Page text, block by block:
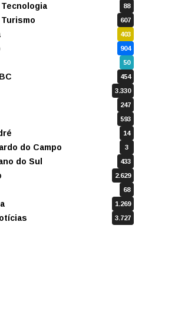
88
607
403
904
50
454
3.330
247
593
14
do Campo 3
do Sul 433
2.629
68
1.269
3.727